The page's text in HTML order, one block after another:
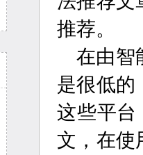
推荐。
在由智
是很低的
这些平台
文，在使